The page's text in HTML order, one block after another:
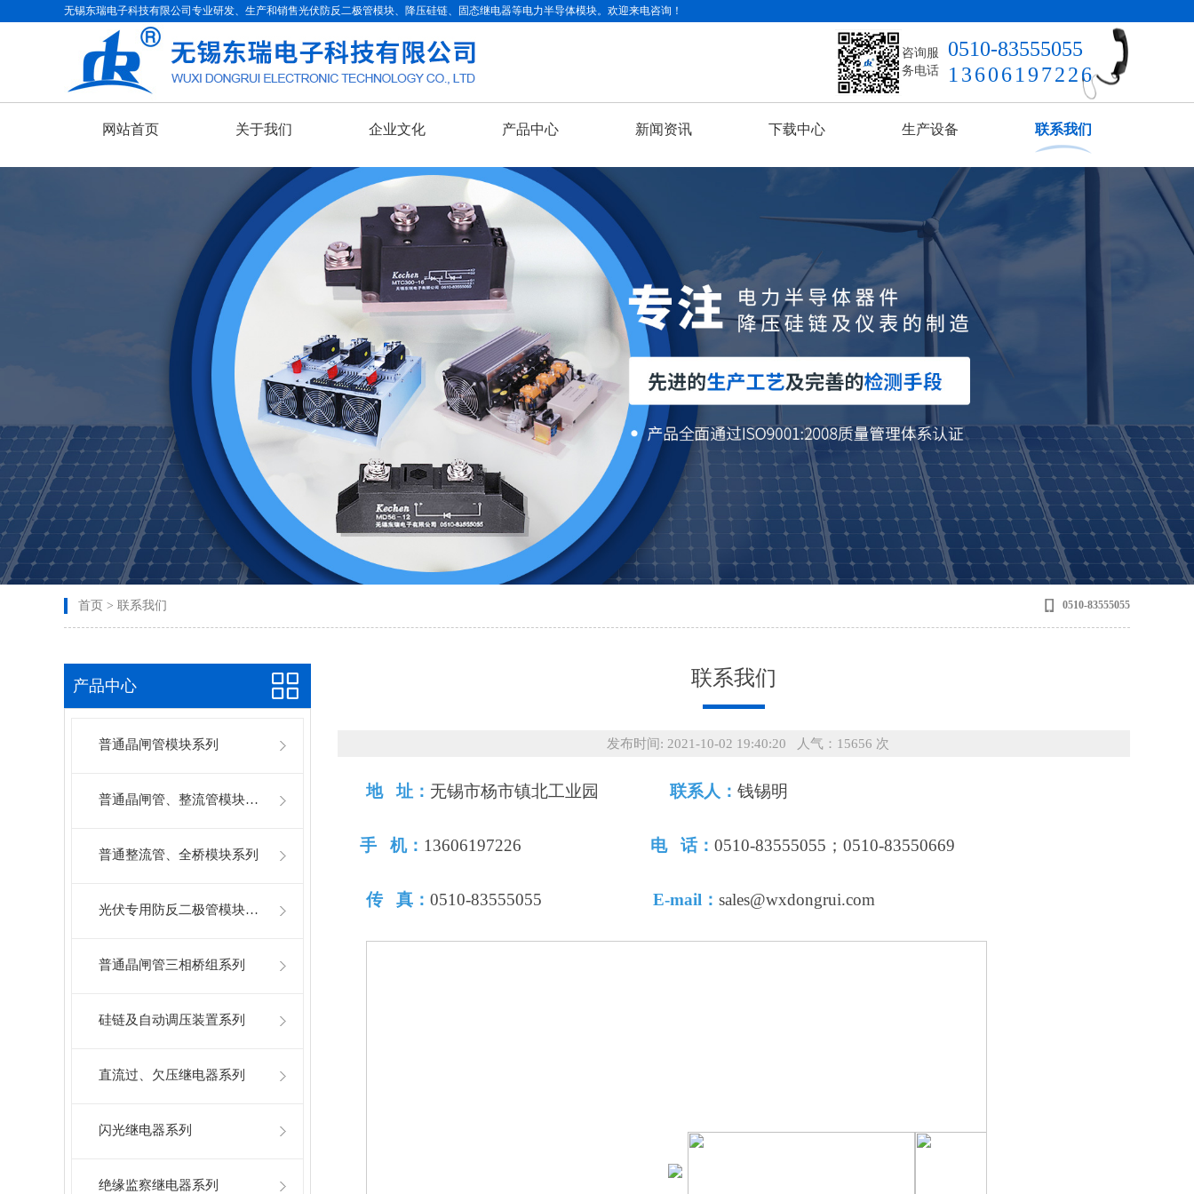
无锡东瑞电子科技有限公司专业研发、生产和销售光伏防反二极管模块、降压硅链、固态继电器等电力半导体模块。欢迎来电咨询！
咨询服
务电话
0510-83555055
13606197226
网站首页 关于我们 企业文化 产品中心 新闻资讯 下载中心 生产设备 联系我们
首页 > 联系我们 0510-83555055
产品中心
普通晶闸管模块系列
普通晶闸管、整流管模块系列
普通整流管、全桥模块系列
光伏专用防反二极管模块系列
普通晶闸管三相桥组系列
硅链及自动调压装置系列
直流过、欠压继电器系列
闪光继电器系列
绝缘监察继电器系列
联系我们
发布时间: 2021-10-02 19:40:20 人气：15656 次
地 址： 无锡市杨市镇北工业园 联系人： 钱锡明
手 机： 13606197226 电 话： 0510-83555055； 0510-83550669
传 真： 0510-83555055 E-mail： sales@wxdongrui.com